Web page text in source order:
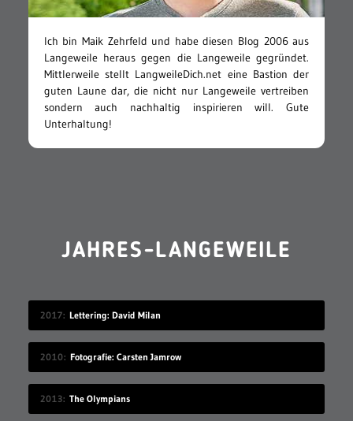
Ich bin Maik Zehrfeld und habe diesen Blog 2006 aus
Langeweile heraus gegen die Langeweile gegründet.
Mittlerweile stellt LangweileDich.net eine Bastion der
guten Laune dar, die nicht nur Langeweile vertreiben
sondern auch nachhaltig inspirieren will. Gute
Unterhaltung!
JAHRES-LANGEWEILE
2017 Lettering: David Milan
2010 Fotografie: Carsten Jamrow
2013 The Olympians